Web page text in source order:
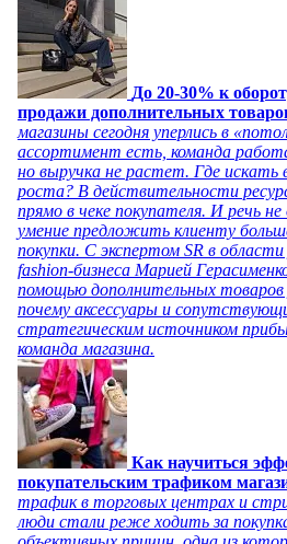
До 20-30% к
продажи дополнительных
магазины сегодня уперлись в
ассортимент есть, команда
но выручка не растет. Где
роста? В действительности
прямо в чеке покупателя. И речь
умение предложить клиенту
покупки. С экспертом SR в
fashion-бизнеса Марией
помощью дополнительных
почему аксессуары и
стратегическим источником
команда магазина.
Как научиться
покупательским трафиком
трафик в торговых центрах и
люди стали реже ходить за